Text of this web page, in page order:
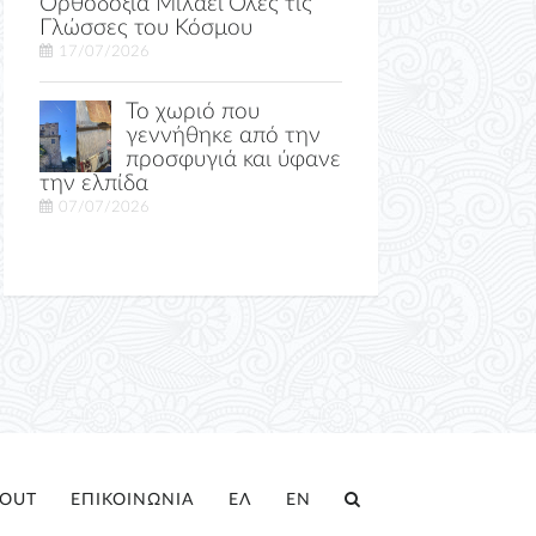
Γλώσσες του Κόσμου
17/07/2026
Το χωριό που
γεννήθηκε από την
προσφυγιά και ύφανε
την ελπίδα
07/07/2026
ΕΠΙΚΟΙΝΩΝΙΑ ΕΛ EN